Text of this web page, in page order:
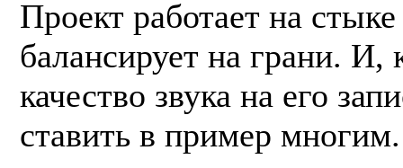
Проект работает на
балансирует на грани. И,
качество звука на его
ставить в пример многим.